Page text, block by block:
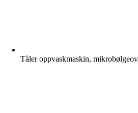
Tåler oppvaskmaskin,